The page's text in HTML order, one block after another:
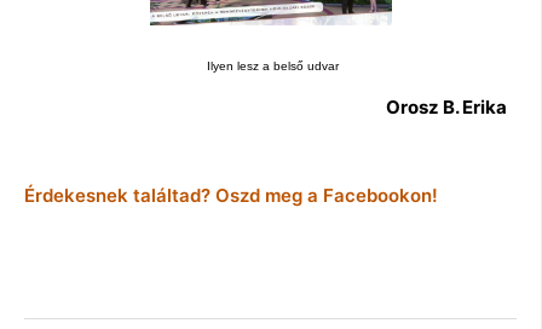
Ilyen lesz a belső udvar
Orosz B. Erika
Érdekesnek találtad? Oszd meg a Facebookon!